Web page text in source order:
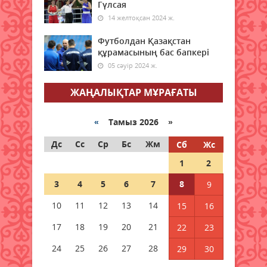
Аудан әкімі азаматтарды жеке
08 тамыз 2026 ж. 69
арналған апталық іс-шаралар
өтуде
Мәслихат сессиясында маңызды
мәселелер қаралды
Қызылордада 2026 жылы
құрылысқа 177 млрд теңге
бөлінді
Гүлсая
14 желтоқсан 2024 ж.
Футболдан Қазақстан
құрамасының бас бапкері
05 сәуір 2024 ж.
ЖАҢАЛЫҚТАР МҰРАҒАТЫ
« Тамыз 2026 »
Дс
Сс Ср Бс Жм Сб
Жс
1
2
3
4 5 6 7 8
9
10
11 12 13 14 15
16
17
18 19 20 21 22
23
24
25 26 27 28 29
30